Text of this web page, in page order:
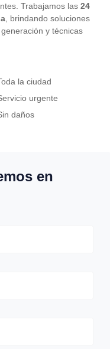
Trabajamos las 24
, brindando soluciones
y técnicas
la ciudad
urgente
daños
en